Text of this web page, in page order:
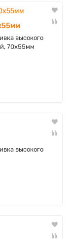
высокого
70х55мм
высокого